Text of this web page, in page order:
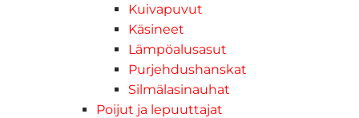
Kuivapuvut
Käsineet
Lämpöalusasut
Purjehdushanskat
Silmälasinauhat
Poijut ja lepuuttajat